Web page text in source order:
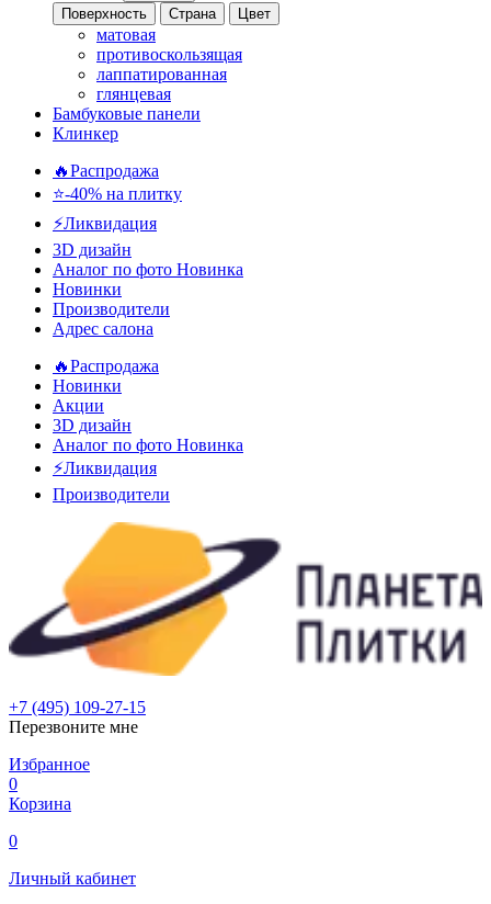
Поверхность
Страна Цвет
матовая
противоскользящая
лаппатированная
глянцевая
Бамбуковые панели
Клинкер
🔥Распродажа
⭐-40% на плитку
⚡️Ликвидация
3D дизайн
Аналог по фото Новинка
Новинки
Производители
Адрес салона
🔥Распродажа
Новинки
Акции
3D дизайн
Аналог по фото Новинка
⚡Ликвидация
Производители
+7 (495) 109-27-15
Перезвоните мне
Избранное
0
Корзина
0
Личный кабинет